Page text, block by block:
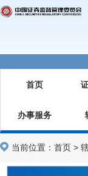
首页
办事服务
当前位置： 首页 >